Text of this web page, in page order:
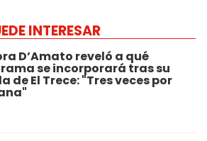
INTERESAR
D’Amato reveló a qué
se incorporará tras su
de El Trece: "Tres veces por